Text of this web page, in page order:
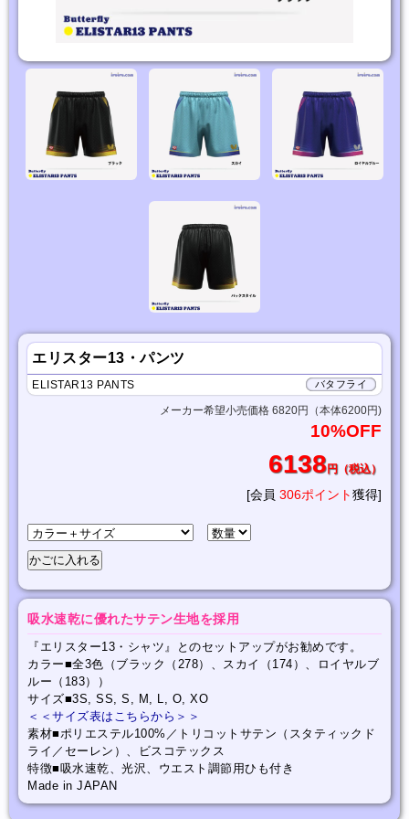
エリスター13・パンツ
バタフライ
ELISTAR13 PANTS
メーカー希望小売価格 6820円（本体6200円)
10%OFF
6138円（税込）
[会員 306ポイント獲得]
吸水速乾に優れたサテン生地を採用
『エリスター13・シャツ』とのセットアップがお勧めです。
カラー■全3色（ブラック（278）、スカイ（174）、ロイヤルブ
ルー（183））
サイズ■3S, SS, S, M, L, O, XO
＜＜サイズ表はこちらから＞＞
素材■ポリエステル100%／トリコットサテン（スタティックド
ライ／セーレン）、ビスコテックス
特徴■吸水速乾、光沢、ウエスト調節用ひも付き
Made in JAPAN